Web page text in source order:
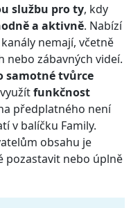
službu pro ty, kdy
a aktivně. Nabízí
nemají, včetně
nebo zábavných videí.
samotné tvůrce
funkčnost
předplatného není
v balíčku Family.
obsahu je
pozastavit nebo úplně